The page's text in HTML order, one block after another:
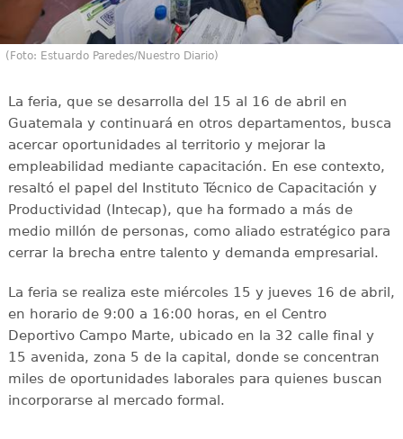
(Foto: Estuardo Paredes/Nuestro Diario)
La feria, que se desarrolla del 15 al 16 de abril en
Guatemala y continuará en otros departamentos, busca
acercar oportunidades al territorio y mejorar la
empleabilidad mediante capacitación. En ese contexto,
resaltó el papel del Instituto Técnico de Capacitación y
Productividad (Intecap), que ha formado a más de
medio millón de personas, como aliado estratégico para
cerrar la brecha entre talento y demanda empresarial.
La feria se realiza este miércoles 15 y jueves 16 de abril,
en horario de 9:00 a 16:00 horas, en el Centro
Deportivo Campo Marte, ubicado en la 32 calle final y
15 avenida, zona 5 de la capital, donde se concentran
miles de oportunidades laborales para quienes buscan
incorporarse al mercado formal.